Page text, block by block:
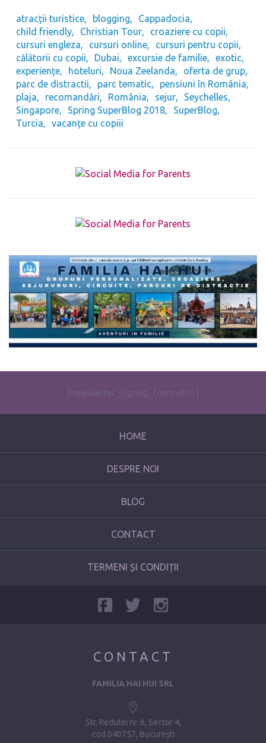
atracții turistice blogging
Cappadocia
child friendly
Christian Tour
croaziere cu copii
cursuri engleza
cursuri online
cursuri pentru copii
călătorii cu copii
Dubai excursie de familie
exotic
experiențe
hoteluri Noua Zeelanda
oferta de grup
parc de distractii
parc tematic
pensiuni în România
plaja
recomandări România sejur
Seychelles
Singapore
Spring SuperBlog 2018
SuperBlog
Turcia
vacanțe cu copiii
The form you have selected does not exist.
[newsletter_signup_form id=1]
HOME
DESPRE NOI
BLOG
CONTACT
TERMENI ȘI CONDIȚII
CONTACT
FAMILIA HAI HUI SRL
Str. Redutei nr. 6, Sector 4
cod 040757, București